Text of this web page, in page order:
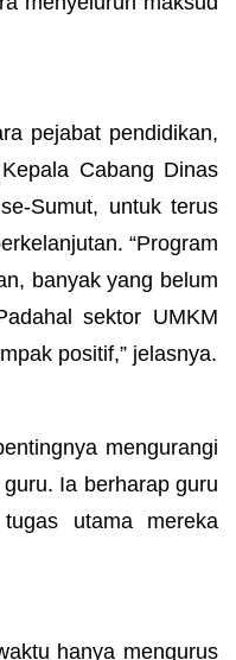
pejabat pendidikan,
Cabang Dinas
Sumut, untuk terus
“Program
banyak yang belum
sektor UMKM
positif,” jelasnya.
mengurangi
Ia berharap guru
utama mereka
hanya mengurus